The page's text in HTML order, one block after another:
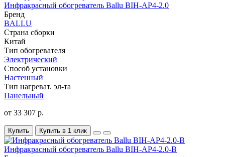
Инфракрасный обогреватель Ballu BIH-AP4-2.0
Бренд
BALLU
Страна сборки
Китай
Тип обогревателя
Электрический
Способ установки
Настенный
Тип нагреват. эл-та
Панельный
от 33 307 р.
Купить Купить в 1 клик
Инфракрасный обогреватель Ballu BIH-AP4-2.0-B